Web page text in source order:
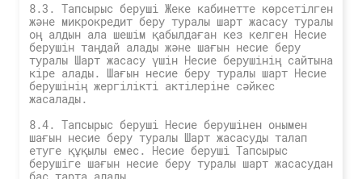
8.3. Тапсырыс беруші Жеке кабинетте көрсетілген
және микрокредит беру туралы шарт жасасу туралы
оң алдын ала шешім қабылдаған кез келген Несие
берушін таңдай алады және шағын несие беру
туралы Шарт жасасу үшін Несие берушінің сайтына
кіре алады. Шағын несие беру туралы шарт Несие
берушінің жергілікті актілеріне сәйкес
жасалады.
8.4. Тапсырыс беруші Несие берушінен онымен
шағын несие беру туралы Шарт жасасуды талап
етуге құқылы емес. Несие беруші Тапсырыс
берушіге шағын несие беру туралы шарт жасасудан